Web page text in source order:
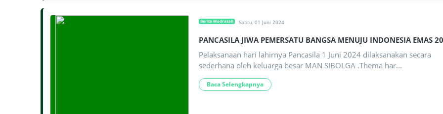
Berita Madrasah Sabtu, 01 Juni 2024
PANCASILA JIWA PEMERSATU BANGSA MENUJU INDONESIA EMAS
Pelaksanaan hari lahirnya Pancasila 1 Juni 2024 dilaksanakan secara
sederhana oleh keluarga besar MAN SIBOLGA .Thema har...
Baca Selengkapnya